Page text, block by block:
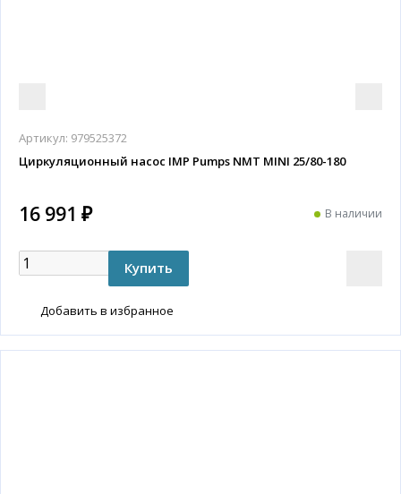
Артикул: 979525372
Циркуляционный насос IMP Pumps NMT MINI 25/80-180
16 991 ₽ В наличии
Добавить в избранное